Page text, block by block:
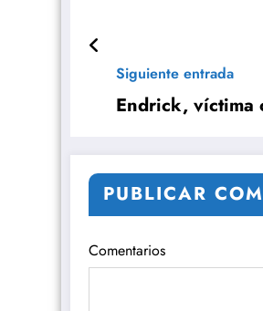
Siguiente entrada
Endrick, víctima
PUBLICAR
Comentarios